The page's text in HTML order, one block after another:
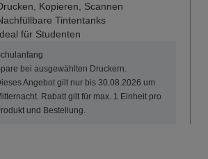
Kopieren, Scannen
Tintentanks
für Studenten
bei ausgewählten Druckern.
Angebot gilt nur bis 30.08.2026 um
Rabatt gilt für max. 1 Einheit pro
und Bestellung.